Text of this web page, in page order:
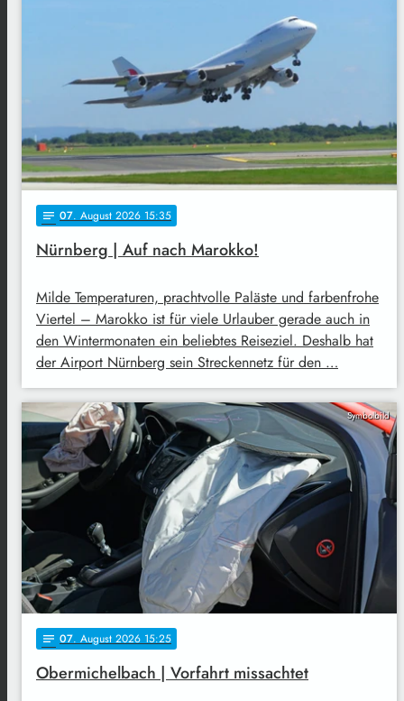
notes 07. August 2026 15:35
Nürnberg | Auf nach Marokko!
Milde Temperaturen, prachtvolle Paläste und farbenfrohe
Viertel – Marokko ist für viele Urlauber gerade auch in
den Wintermonaten ein beliebtes Reiseziel. Deshalb hat
der Airport Nürnberg sein Streckennetz für den …
Symbolbild
notes 07. August 2026 15:25
Obermichelbach | Vorfahrt missachtet